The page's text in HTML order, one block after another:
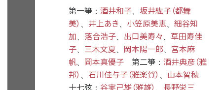
第一箏 ： 酒井和子
坂井紘子（都舞
美）
井上あき 小笠原美恵
細谷知
加
落合浩子 出口美寿々
草田寿佳
子
三木文夏 岡本陽一郎
宮本麻
帆
岡本真優子 第二箏 ： 酒井典彦（雅
邦）
石川佳与子（雅楽賀）
山本智穂
十七弦 ： 谷実己雄（雅雄） 長野栄三